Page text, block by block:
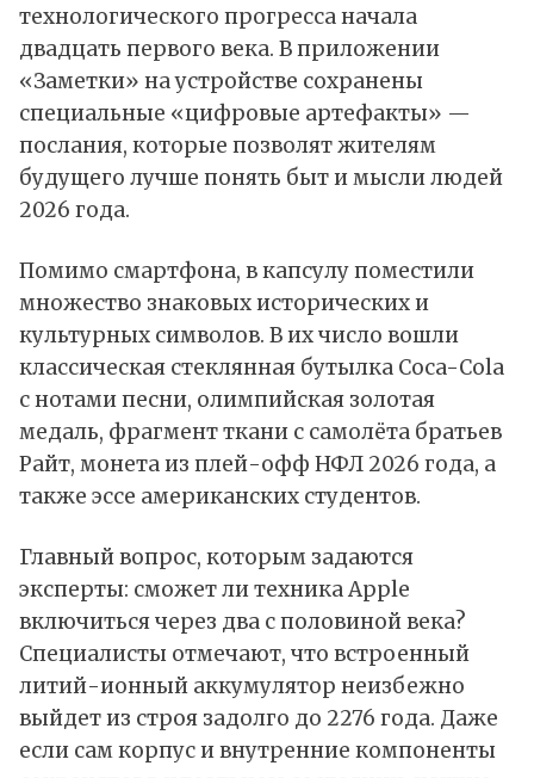
технологического прогресса начала
двадцать первого века. В приложении
«Заметки» на устройстве сохранены
специальные «цифровые артефакты» —
послания, которые позволят жителям
будущего лучше понять быт и мысли людей
2026 года.
Помимо смартфона, в капсулу поместили
множество знаковых исторических и
культурных символов. В их число вошли
классическая стеклянная бутылка Coca-Cola
с нотами песни, олимпийская золотая
медаль, фрагмент ткани с самолёта братьев
Райт, монета из плей-офф НФЛ 2026 года, а
также эссе американских студентов.
Главный вопрос, которым задаются
эксперты: сможет ли техника Apple
включиться через два с половиной века?
Специалисты отмечают, что встроенный
литий-ионный аккумулятор неизбежно
выйдет из строя задолго до 2276 года. Даже
если сам корпус и внутренние компоненты